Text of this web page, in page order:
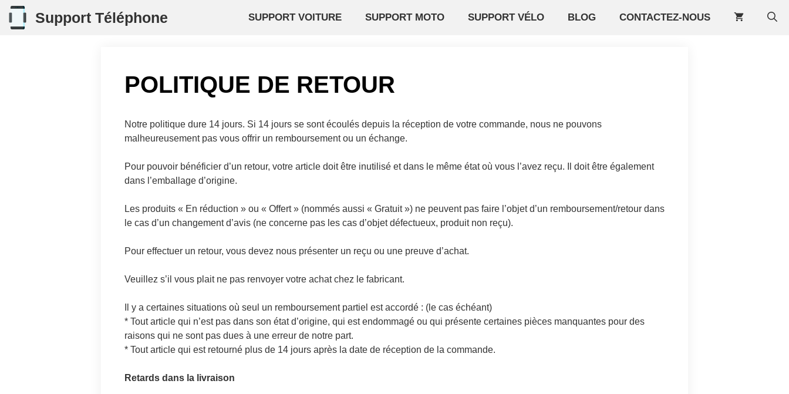
Aller
au
Support Téléphone SUPPORT VOITURE SUPPORT MOTO SUPPORT VÉLO BLOG CONTACTEZ-NOUS
POLITIQUE DE RETOUR
Notre politique dure 14 jours. Si 14 jours se sont écoulés depuis la réception de votre commande, nous ne pouvons
malheureusement pas vous offrir un remboursement ou un échange.
Pour pouvoir bénéficier d’un retour, votre article doit être inutilisé et dans le même état où vous l’avez reçu. Il doit être également
dans l’emballage d’origine.
Les produits « En réduction » ou « Offert » (nommés aussi « Gratuit ») ne peuvent pas faire l’objet d’un remboursement/retour dans
le cas d’un changement d’avis (ne concerne pas les cas d’objet défectueux, produit non reçu).
Pour effectuer un retour, vous devez nous présenter un reçu ou une preuve d’achat.
Veuillez s’il vous plait ne pas renvoyer votre achat chez le fabricant.
Il y a certaines situations où seul un remboursement partiel est accordé : (le cas échéant)
* Tout article qui n’est pas dans son état d’origine, qui est endommagé ou qui présente certaines pièces manquantes pour des
raisons qui ne sont pas dues à une erreur de notre part.
* Tout article qui est retourné plus de 14 jours après la date de réception de la commande.
Retards dans la livraison